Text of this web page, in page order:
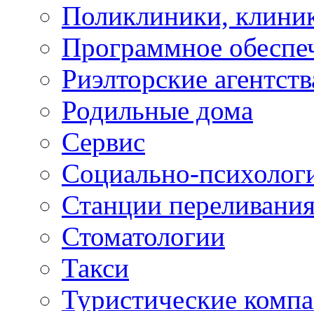
Поликлиники,
Программное
Риэлторские
Родильные дома
Сервис
Социально-
Станции
Стоматологии
Такси
Туристические